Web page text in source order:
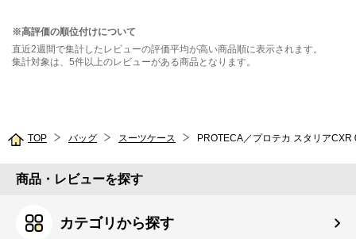
※高評価の順位付けについて
直近2週間で集計したレビューの評価平均が高い商品順に表示されます。
集計対象は、5件以上のレビューがある商品となります。
TOP バッグ スーツケース PROTECA／プロテカ スタリア
商品・レビューを探す
カテゴリから探す